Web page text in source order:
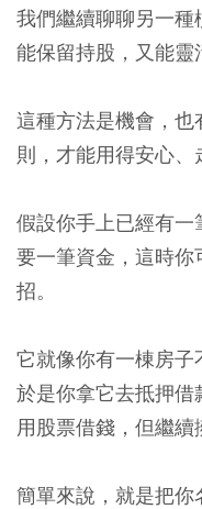
我們繼續聊聊另一種
能保留持股，又能靈
這種方法是機會，
則，才能用得安心、
假設你手上已經有
要一筆資金，這時
招。
它就像你有一棟房子
於是你拿它去抵押借
用股票借錢，但繼續
簡單來說，就是把